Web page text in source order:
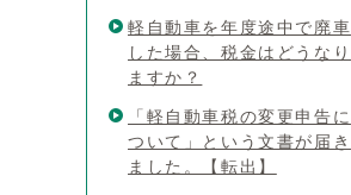
軽自動車を年度途中で廃車
した場合、税金はどうなり
ますか？
「軽自動車税の変更申告に
ついて」という文書が届き
ました。【転出】